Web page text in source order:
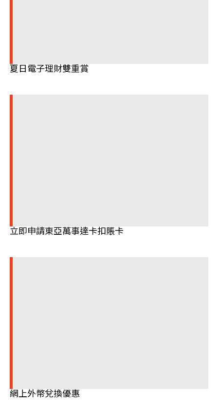
夏日電子理財雙重賞
立即申請東亞萬事達卡扣賬卡
網上外幣兌換優惠